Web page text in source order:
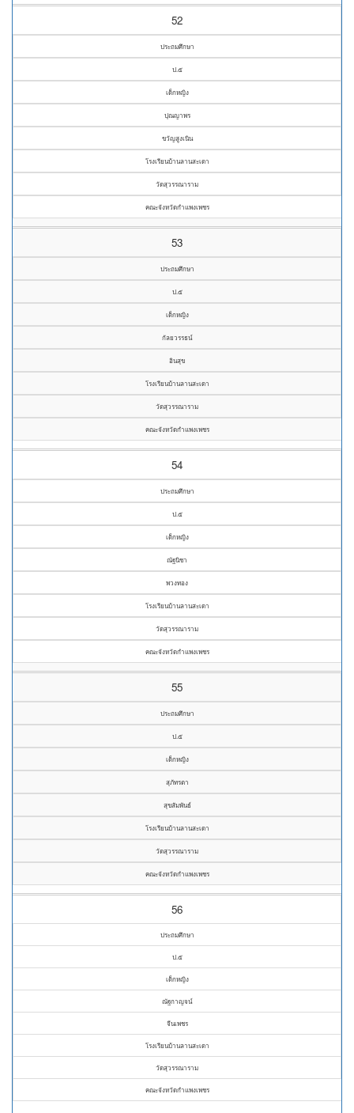
52
ประถมศึกษา
ป.๕
เด็กหญิง
ปุณญาพร
ขวัญสูงเนิน
โรงเรียนบ้านลานสะเดา
วัดสุวรรณาราม
คณะจังหวัดกำแพงเพชร
53
ประถมศึกษา
ป.๕
เด็กหญิง
กัลยวรรธน์
อินสุข
โรงเรียนบ้านลานสะเดา
วัดสุวรรณาราม
คณะจังหวัดกำแพงเพชร
54
ประถมศึกษา
ป.๕
เด็กหญิง
ณัฐนิชา
พวงทอง
โรงเรียนบ้านลานสะเดา
วัดสุวรรณาราม
คณะจังหวัดกำแพงเพชร
55
ประถมศึกษา
ป.๕
เด็กหญิง
สุภัทรตา
สุขสัมพันธ์
โรงเรียนบ้านลานสะเดา
วัดสุวรรณาราม
คณะจังหวัดกำแพงเพชร
56
ประถมศึกษา
ป.๕
เด็กหญิง
ณัฐกาญจน์
จีนเพชร
โรงเรียนบ้านลานสะเดา
วัดสุวรรณาราม
คณะจังหวัดกำแพงเพชร